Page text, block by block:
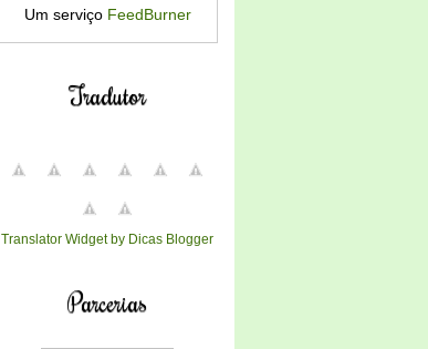
Um serviço FeedBurner
Tradutor
Translator Widget by Dicas Blogger
Parcerias